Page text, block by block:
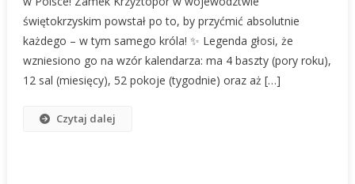
świętokrzyskim powstał po to, by przyćmić absolutnie
każdego – w tym samego króla! ✨ Legenda głosi, że
wzniesiono go na wzór kalendarza: ma 4 baszty (pory roku),
12 sal (miesięcy), 52 pokoje (tygodnie) oraz aż […]
Czytaj dalej